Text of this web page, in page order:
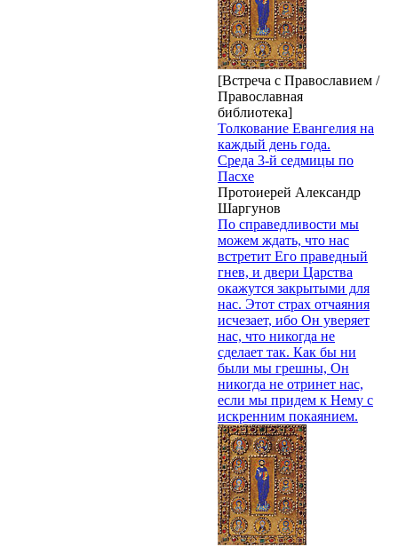
[Встреча с Православием /
Православная
библиотека]
Толкование Евангелия на
каждый день года.
Среда 3-й седмицы по
Пасхе
Протоиерей Александр
Шаргунов
По справедливости мы
можем ждать, что нас
встретит Его праведный
гнев, и двери Царства
окажутся закрытыми для
нас. Этот страх отчаяния
исчезает, ибо Он уверяет
нас, что никогда не
сделает так. Как бы ни
были мы грешны, Он
никогда не отринет нас,
если мы придем к Нему с
искренним покаянием.